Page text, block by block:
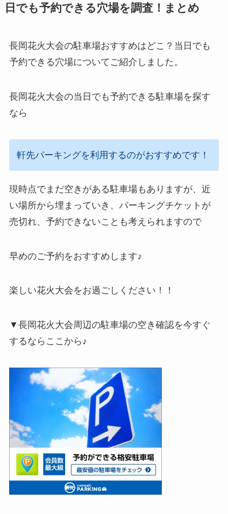
日でも予約できる穴場を調査！まとめ
長岡花火大会の駐車場おすすめはどこ？当日でも
予約できる穴場についてご紹介しました。
長岡花火大会の当日でも予約できる駐車場を探す
なら
軒先パーキングを利用するのがおすすめです！
現時点でまだ空きがある駐車場もありますが、近
い場所から埋まっていき、パーキングチケットが
売切れ、予約できないことも考えられますので
早めのご予約をおすすめします♪
楽しい花火大会をお過ごしください！！
▼長岡花火大会周辺の駐車場の空き確認を今すぐ
するならここから♪